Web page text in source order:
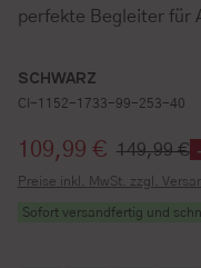
perfekte Begleiter für
SCHWARZ
CI-1152-1733-99-253-40
Verkaufspreis:
109,99 € 149,99 €
Preise inkl. MwSt. zzgl.
Sofort versandfertig und